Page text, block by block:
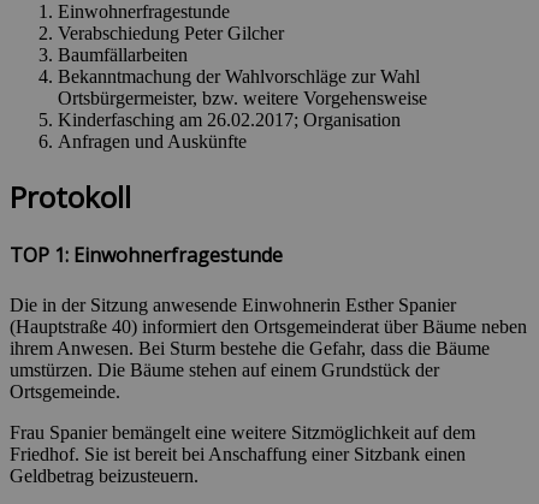
Einwohnerfragestunde
Verabschiedung Peter Gilcher
Baumfällarbeiten
Bekanntmachung der Wahlvorschläge zur Wahl
Ortsbürgermeister, bzw. weitere Vorgehensweise
Kinderfasching am 26.02.2017; Organisation
Anfragen und Auskünfte
Protokoll
TOP 1: Einwohnerfragestunde
Die in der Sitzung anwesende Einwohnerin Esther Spanier
(Hauptstraße 40) informiert den Ortsgemeinderat über Bäume neben
ihrem Anwesen. Bei Sturm bestehe die Gefahr, dass die Bäume
umstürzen. Die Bäume stehen auf einem Grundstück der
Ortsgemeinde.
Frau Spanier bemängelt eine weitere Sitzmöglichkeit auf dem
Friedhof. Sie ist bereit bei Anschaffung einer Sitzbank einen
Geldbetrag beizusteuern.